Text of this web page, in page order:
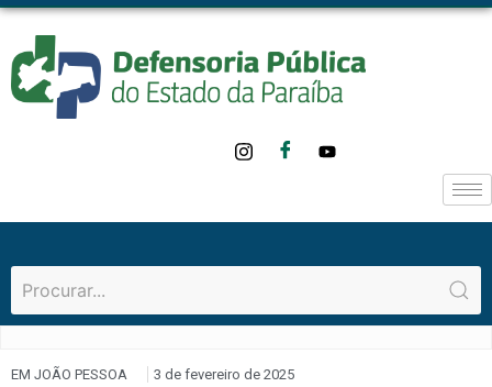
EM JOÃO PESSOA 3 de fevereiro de 2025